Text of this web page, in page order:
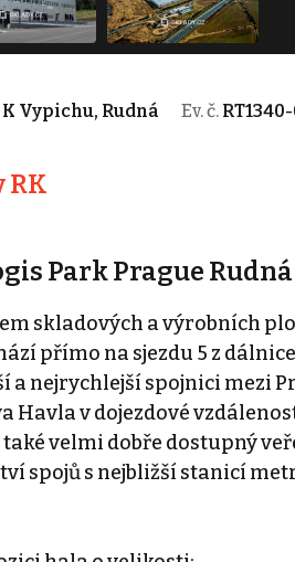
K Vypichu, Rudná Ev. č.
RK
Park Prague Rudná
skladových a výrobních
přímo na sjezdu 5 z
a nejrychlejší spojnici mezi
Havla v dojezdové
také velmi dobře dostupný
spojů s nejbližší stanicí